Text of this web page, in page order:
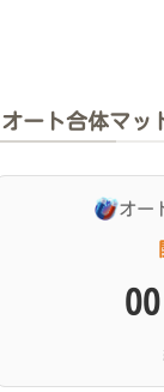
オート合体マッ
オー